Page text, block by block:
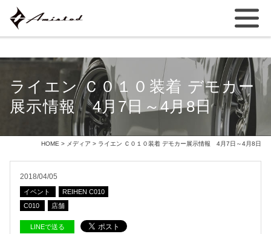
ライエン Ｃ０１０装着 デモカー
展示情報 4月7日～4月8日
HOME > メディア > ライエン Ｃ０１０装着 デモカー展示情報 4月7日～4月8日
2018/04/05
イベント
REIHEN C010
C010
店舗
LINEで送る